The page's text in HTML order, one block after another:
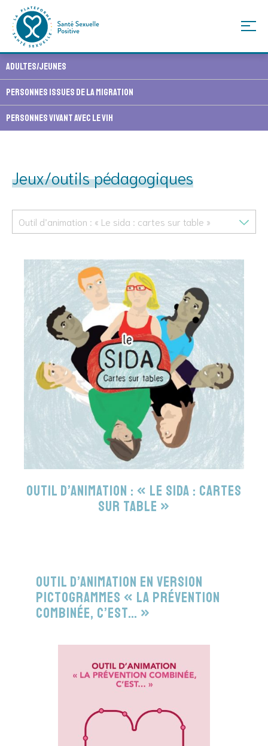
to
content
Adultes/Jeunes
Personnes issues de la migration
Personnes vivant avec le VIH
Jeux/outils pédagogiques
Outil d’animation : « Le sida : cartes
sur table »
Outil d’animation en version
pictogrammes « La prévention
combinée, c’est… »